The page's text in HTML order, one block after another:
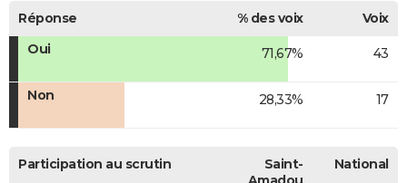
Réponse % des voix
Voix
Oui
71,67% 43
Non 28,33% 17
Participation au scrutin
Saint-
National